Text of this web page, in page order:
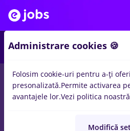
Salarii Full time Part
Administrare cookies 🍪
Folosim cookie-uri pentru a-ți
presonalizată.Permite activarea
avantajele lor.Vezi politica
Modifică